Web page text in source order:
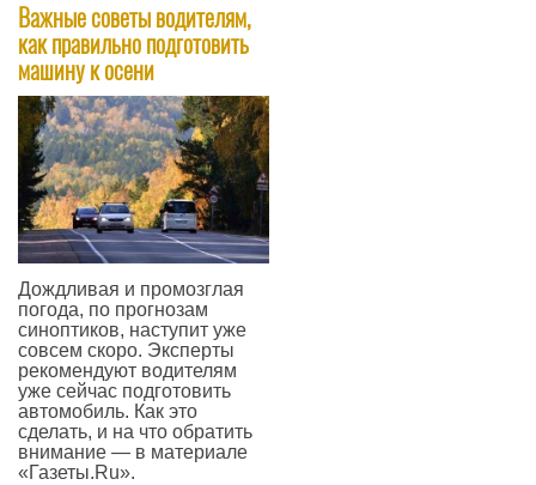
Важные советы водителям,
как правильно подготовить
машину к осени
Дождливая и промозглая
погода, по прогнозам
синоптиков, наступит уже
совсем скоро. Эксперты
рекомендуют водителям
уже сейчас подготовить
автомобиль. Как это
сделать, и на что обратить
внимание — в материале
«Газеты.Ru».